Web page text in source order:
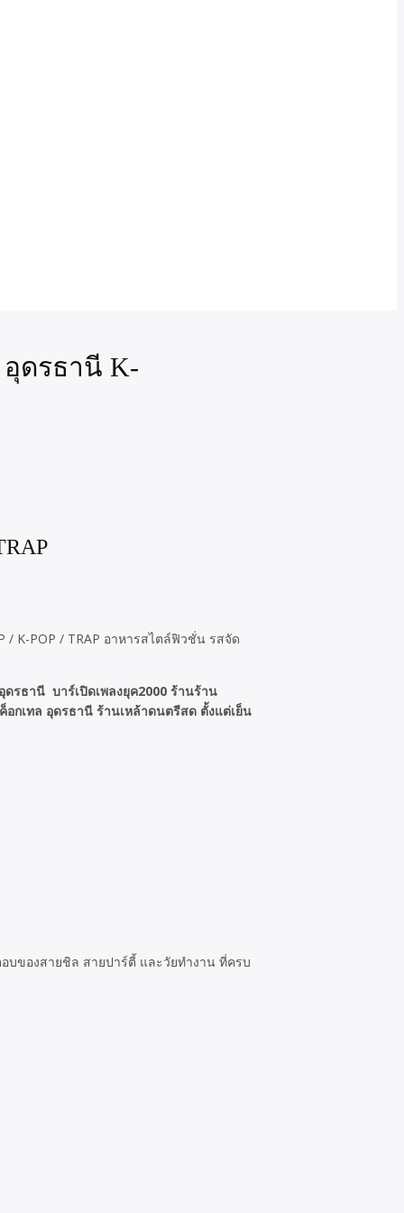
อุดรธานี K-
/ K-POP / TRAP อาหารสไตล์ฟิวชั่น รสจัด
รธานี บาร์เปิดเพลงยุค2000 ร้านร้าน
อกเทล อุดรธานี ร้านเหล้าดนตรีสด ตั้งแต่เย็น
บของสายชิล สายปาร์ตี้ และวัยทำงาน ที่ครบ